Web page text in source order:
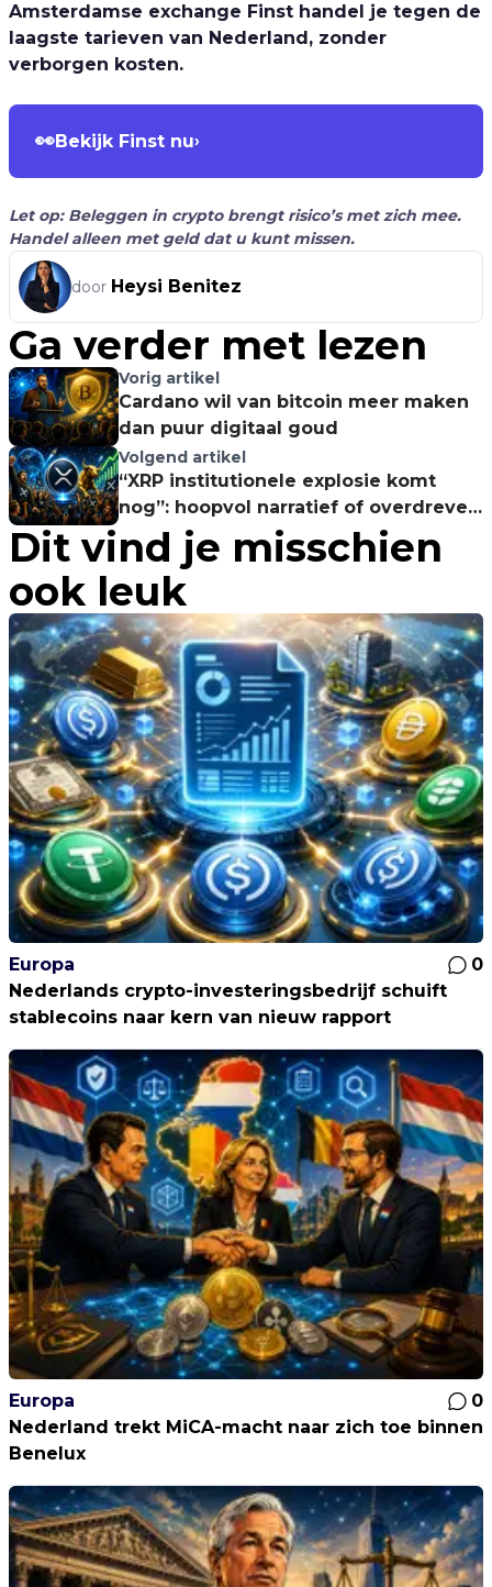
Amsterdamse exchange Finst handel je tegen de
laagste tarieven van Nederland, zonder
verborgen kosten.
👀Bekijk Finst nu›
Let op: Beleggen in crypto brengt risico’s met zich mee.
Handel alleen met geld dat u kunt missen.
door Heysi Benitez
Ga verder met lezen
Vorig artikel
Cardano wil van bitcoin meer maken
dan puur digitaal goud
Volgend artikel
“XRP institutionele explosie komt
nog”: hoopvol narratief of overdreven
verwachting?
Dit vind je misschien
ook leuk
Europa
0
Nederlands crypto-investeringsbedrijf schuift
stablecoins naar kern van nieuw rapport
Europa
0
Nederland trekt MiCA-macht naar zich toe binnen
Benelux